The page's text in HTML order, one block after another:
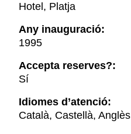
Hotel, Platja
Any inauguració:
1995
Accepta reserves?:
Sí
Idiomes d’atenció:
Català, Castellà, Anglès